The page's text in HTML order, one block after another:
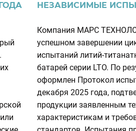
НЕЗАВИСИМЫЕ
Компания МАРС
успешном завершении
испытаний литий-
батарей серии LTO. По
оформлен Протокол
декабря 2025 года,
продукции заявленным
характеристикам и